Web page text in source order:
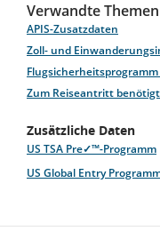
Verwandte Themen
APIS-Zusatzdaten
Zoll- und
Flugsicherheitsprogramm
Zum Reiseantritt
Zusätzliche Daten
US TSA Pre✓™-Programm
US Global Entry